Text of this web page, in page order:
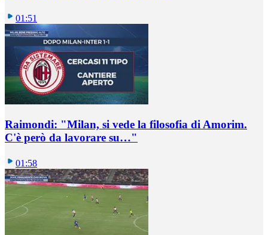
01:51
Raimondi: "Milan, si vede la filosofia di Amorim.
C'è però da lavorare su…"
01:58